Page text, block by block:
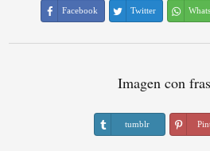
Facebook Twitter
Imagen con
tumblr